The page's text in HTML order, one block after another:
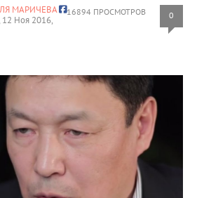
16894 ПРОСМОТРОВ 0
МАРИЧЕВА
12 Ноя 2016,